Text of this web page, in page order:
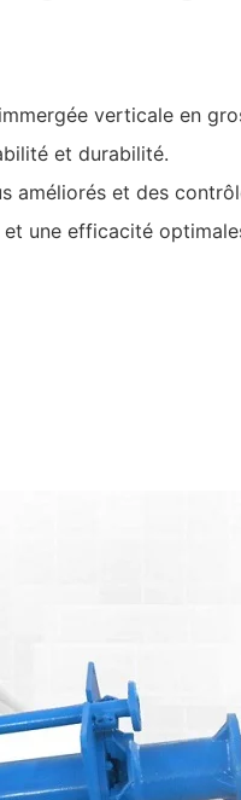
verticale en
et durabilité.
améliorés et des
une efficacité